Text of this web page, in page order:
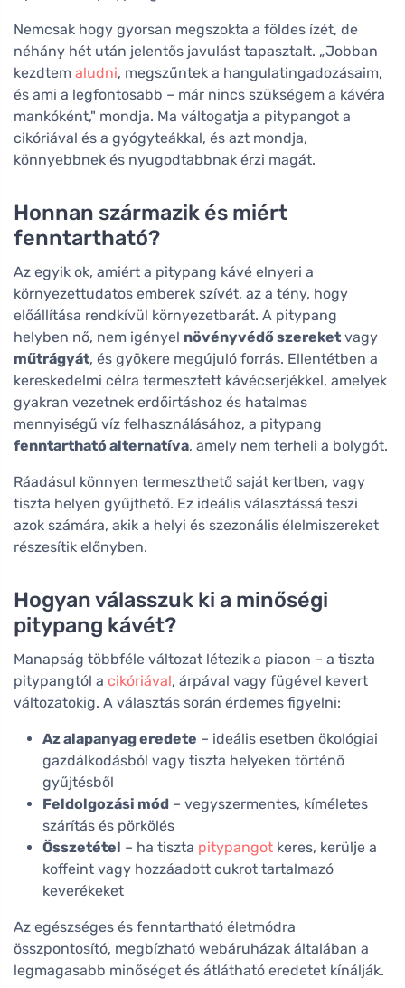
Nemcsak hogy gyorsan megszokta a földes ízét, de
néhány hét után jelentős javulást tapasztalt. „Jobban
kezdtem aludni, megszűntek a hangulatingadozásaim,
és ami a legfontosabb – már nincs szükségem a kávéra
mankóként," mondja. Ma váltogatja a pitypangot a
cikóriával és a gyógyteákkal, és azt mondja,
könnyebbnek és nyugodtabbnak érzi magát.
Honnan származik és miért
fenntartható?
Az egyik ok, amiért a pitypang kávé elnyeri a
környezettudatos emberek szívét, az a tény, hogy
előállítása rendkívül környezetbarát. A pitypang
helyben nő, nem igényel növényvédő szereket vagy
műtrágyát, és gyökere megújuló forrás. Ellentétben a
kereskedelmi célra termesztett kávécserjékkel, amelyek
gyakran vezetnek erdőirtáshoz és hatalmas
mennyiségű víz felhasználásához, a pitypang
fenntartható alternatíva, amely nem terheli a bolygót.
Ráadásul könnyen termeszthető saját kertben, vagy
tiszta helyen gyűjthető. Ez ideális választássá teszi
azok számára, akik a helyi és szezonális élelmiszereket
részesítik előnyben.
Hogyan válasszuk ki a minőségi
pitypang kávét?
Manapság többféle változat létezik a piacon – a tiszta
pitypangtól a cikóriával, árpával vagy fügével kevert
változatokig. A választás során érdemes figyelni:
Az alapanyag eredete – ideális esetben ökológiai
gazdálkodásból vagy tiszta helyeken történő
gyűjtésből
Feldolgozási mód – vegyszermentes, kíméletes
szárítás és pörkölés
Összetétel – ha tiszta pitypangot keres, kerülje a
koffeint vagy hozzáadott cukrot tartalmazó
keverékeket
Az egészséges és fenntartható életmódra
összpontosító, megbízható webáruházak általában a
legmagasabb minőséget és átlátható eredetet kínálják.